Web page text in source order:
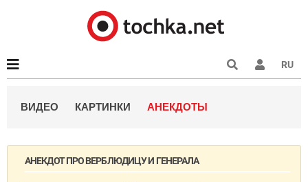
RU
ВИДЕО КАРТИНКИ АНЕКДОТЫ
АНЕКДОТ ПРО ВЕРБЛЮДИЦУ И ГЕНЕРАЛА